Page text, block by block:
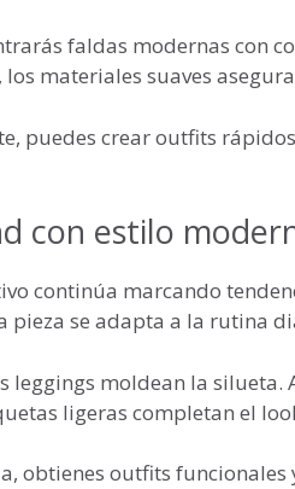
faldas modernas con
materiales suaves
puedes crear outfits
con estilo
continúa marcando
pieza se adapta a la rutina
leggings moldean la
ligeras completan el
obtienes outfits